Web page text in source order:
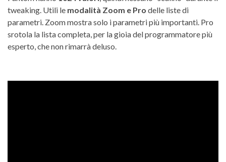
tweaking. Utili le modalità Zoom e Pro delle liste di
parametri. Zoom mostra solo i parametri più importanti. Pro
srotola la lista completa, per la gioia del programmatore più
esperto, che non rimarrà deluso.